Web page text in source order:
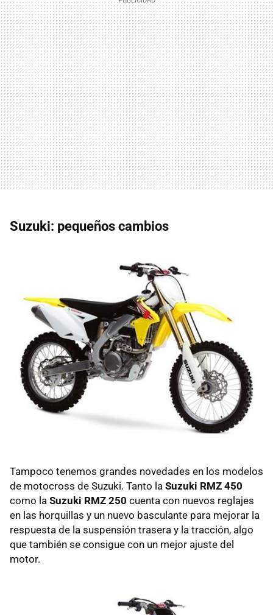
Suzuki: pequeños cambios
Tampoco tenemos grandes novedades en los modelos
de motocross de Suzuki. Tanto la Suzuki RMZ 450
como la Suzuki RMZ 250 cuenta con nuevos reglajes
en las horquillas y un nuevo basculante para mejorar la
respuesta de la suspensión trasera y la tracción, algo
que también se consigue con un mejor ajuste del
motor.